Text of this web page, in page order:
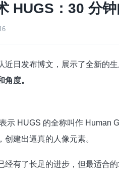
HUGS：30 分
日发布博文，展示了全新的生
度。
示 HUGS 的全称叫作 Human
建出逼真的人像元素。
经有了长足的进步，但最适合